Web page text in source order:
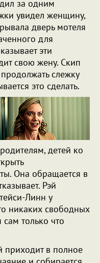
за одним
увидел женщину,
дверь мотеля
для
эти
свою жену. Скип
слежку
это сделать.
детей ко
Она обращается в
Рэй
Линн у
никаких свободных
сам только что
приходит в полное